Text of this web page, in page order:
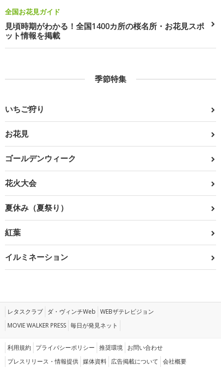
全国お花見ガイド
見頃時期がわかる！全国1400カ所の桜名所・お花見スポ
ット情報を掲載
季節特集
いちご狩り
お花見
ゴールデンウィーク
花火大会
夏休み（夏祭り）
紅葉
イルミネーション
レタスクラブ ダ・ヴィンチWeb WEBザテレビジョン
MOVIE WALKER PRESS 毎日が発見ネット
利用規約 プライバシーポリシー 推奨環境 お問い合わせ
プレスリリース・情報提供 媒体資料 広告掲載について 会社概要